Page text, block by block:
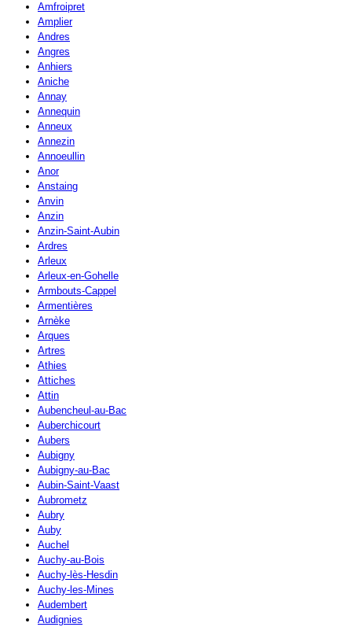
Amfroipret
Amplier
Andres
Angres
Anhiers
Aniche
Annay
Annequin
Anneux
Annezin
Annoeullin
Anor
Anstaing
Anvin
Anzin
Anzin-Saint-Aubin
Ardres
Arleux
Arleux-en-Gohelle
Armbouts-Cappel
Armentières
Arnèke
Arques
Artres
Athies
Attiches
Attin
Aubencheul-au-Bac
Auberchicourt
Aubers
Aubigny
Aubigny-au-Bac
Aubin-Saint-Vaast
Aubrometz
Aubry
Auby
Auchel
Auchy-au-Bois
Auchy-lès-Hesdin
Auchy-les-Mines
Audembert
Audignies